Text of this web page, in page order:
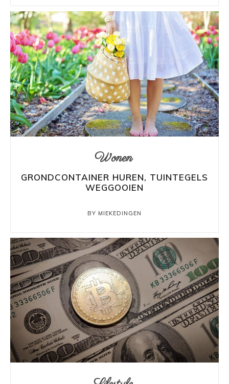
Wonen
GRONDCONTAINER HUREN, TUINTEGELS
WEGGOOIEN
BY MIEKEDINGEN